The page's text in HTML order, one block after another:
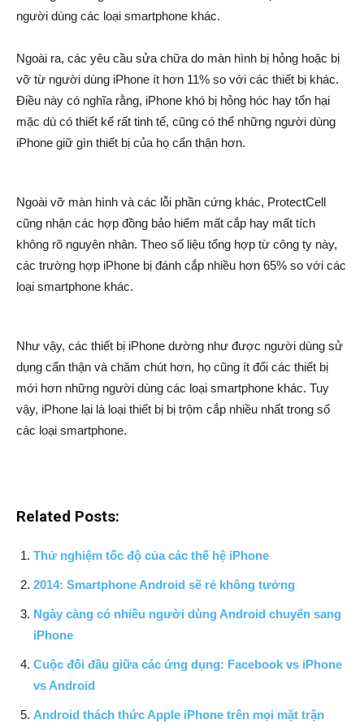
người dùng các loại smartphone khác.
Ngoài ra, các yêu cầu sửa chữa do màn hình bị hỏng hoặc bị
vỡ từ người dùng iPhone ít hơn 11% so với các thiết bị khác.
Điều này có nghĩa rằng, iPhone khó bị hỏng hóc hay tổn hại
mặc dù có thiết kế rất tinh tế, cũng có thể những người dùng
iPhone giữ gìn thiết bị của họ cẩn thận hơn.
Ngoài vỡ màn hình và các lỗi phần cứng khác, ProtectCell
cũng nhận các hợp đồng bảo hiểm mất cắp hay mất tích
không rõ nguyên nhân. Theo số liệu tổng hợp từ công ty này,
các trường hợp iPhone bị đánh cắp nhiều hơn 65% so với các
loại smartphone khác.
Như vậy, các thiết bị iPhone dường như được người dùng sử
dụng cẩn thận và chăm chút hơn, họ cũng ít đổi các thiết bị
mới hơn những người dùng các loại smartphone khác. Tuy
vậy, iPhone lại là loại thiết bị bị trộm cắp nhiều nhất trong số
các loại smartphone.
Related Posts:
Thử nghiệm tốc độ của các thế hệ iPhone
2014: Smartphone Android sẽ rẻ không tưởng
Ngày càng có nhiều người dùng Android chuyển sang
iPhone
Cuộc đối đầu giữa các ứng dụng: Facebook vs iPhone
vs Android
Android thách thức Apple iPhone trên mọi mặt trận